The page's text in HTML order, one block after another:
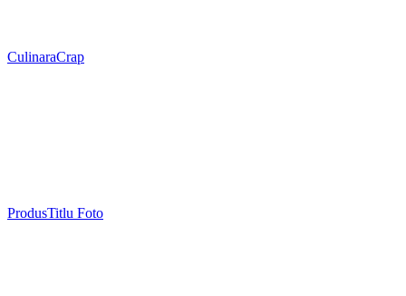
CulinaraCrap
ProdusTitlu Foto